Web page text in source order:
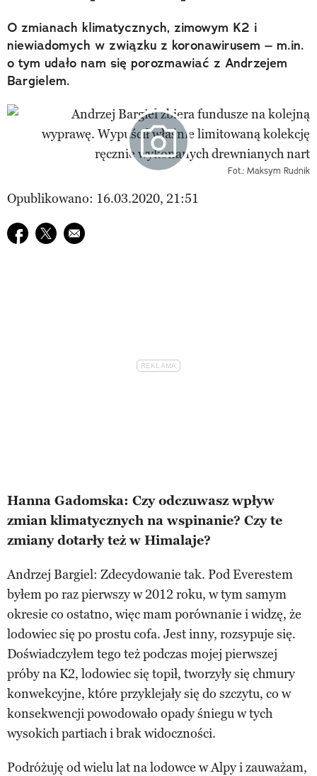
O zmianach klimatycznych, zimowym K2 i
niewiadomych w związku z koronawirusem – m.in.
o tym udało nam się porozmawiać z Andrzejem
Bargielem.
Fot.: Maksym Rudnik
Opublikowano: 16.03.2020, 21:51
Udostępnij na facebook
Udostępnij na twitter
E-mail do przyjaciela
Hanna Gadomska: Czy odczuwasz wpływ
zmian klimatycznych na wspinanie? Czy te
zmiany dotarły też w Himalaje?
Andrzej Bargiel: Zdecydowanie tak. Pod Everestem
byłem po raz pierwszy w 2012 roku, w tym samym
okresie co ostatno, więc mam porównanie i widzę, że
lodowiec się po prostu cofa. Jest inny, rozsypuje się.
Doświadczyłem tego też podczas mojej pierwszej
próby na K2, lodowiec się topił, tworzyły się chmury
konwekcyjne, które przyklejały się do szczytu, co w
konsekwencji powodowało opady śniegu w tych
wysokich partiach i brak widoczności.
Podróżuję od wielu lat na lodowce w Alpy i zauważam,